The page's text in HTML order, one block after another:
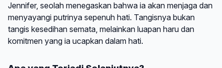
Jennifer, seolah menegaskan bahwa ia akan menjaga dan
menyayangi putrinya sepenuh hati. Tangisnya bukan
tangis kesedihan semata, melainkan luapan haru dan
komitmen yang ia ucapkan dalam hati.